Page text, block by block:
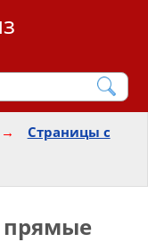
→
Страницы с
прямые